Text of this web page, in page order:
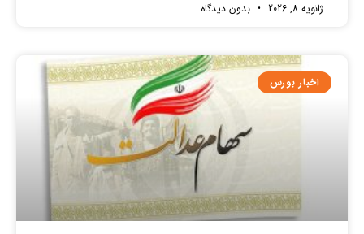
ژانویه 8, 2026 بدون دیدگاه
اخبار بورس